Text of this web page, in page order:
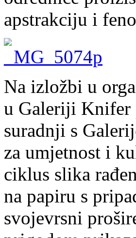
apstrakciju i
Na izložbi u
u Galeriji
suradnji s
za umjetnost i
ciklus slika
na papiru s
svojevrsni